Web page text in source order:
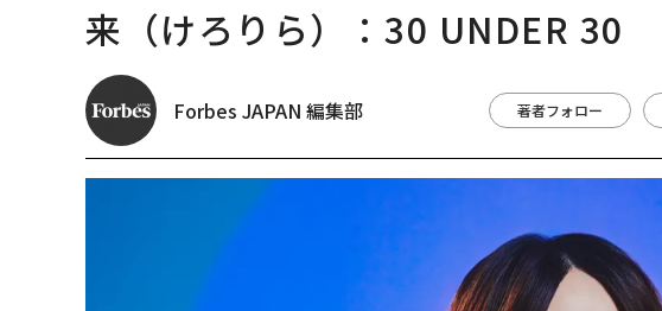
来（けろりら）：30 UNDER 30
Forbes JAPAN 編集部 著者フォロー